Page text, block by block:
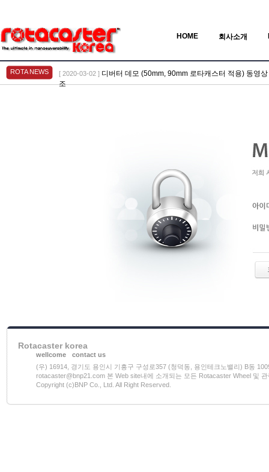
HOME 회사소개
ROTA NEWS [ 2020-03-02 ] 디버터 데모 (50mm, 90mm 로타캐스터 적용) 동영
조
Rotacaster korea
wellcome
contact us
(우) 16914, 경기도 용인시 기흥구 구성로357 (청덕동, 용인테크노밸리) B동
rotacaster@bnp21.com 본 Web site내에 소개되는 모든 Rotacaster Wheel 및
Copyright (c)BNP Co., Ltd. All Right Reserved.